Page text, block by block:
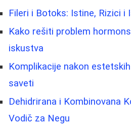
Fileri i Botoks: Istine, Rizici i
Kako rešiti problem
iskustva
Komplikacije nakon
saveti
Dehidrirana i Kombinovana
Vodič za Negu